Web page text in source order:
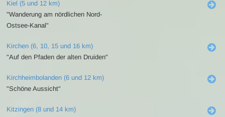
Kiel (5 und 12 km)
"Wanderung am nördlichen Nord-
Ostsee-Kanal"
Kirchen (6, 10, 15 und 16 km)
"Auf den Pfaden der alten Druiden"
Kirchheimbolanden (6 und 12 km)
"Schöne Aussicht"
Kitzingen (8 und 14 km)